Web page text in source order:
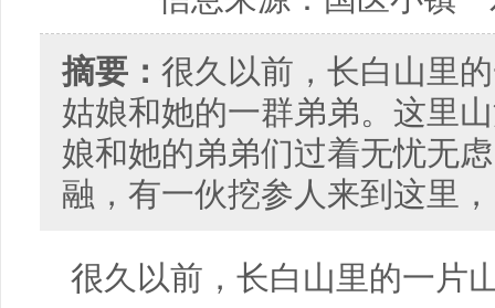
摘要： 很久以前，长白山里
姑娘和她的一群弟弟。这里
娘和她的弟弟们过着无忧无
融，有一伙挖参人来到这里
很久以前，长白山里的一片